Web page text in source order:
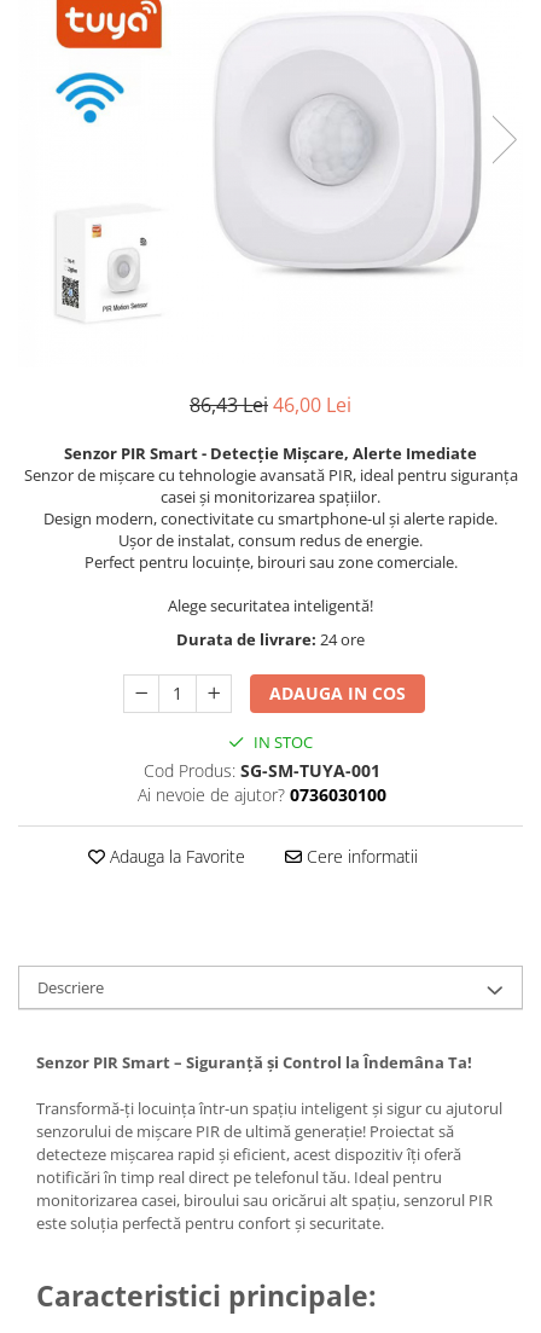
Motoare Periate
Mufe si Conectori
Radiocomenzi 6 Canale – Control
Precis și Stabil pentru Modele RC
Suruburi / bucsi
Variatoare Esc-uri Brushless
Variatoare turatie - Esc-uri Periate
Voltmetre
Genti si accesorii femei
Caciuli si Palarii
Iluminat & electrice
Imbracaminte
Incarcatoare telefoane
Retelistica & Supraveghere
Scule Electrice
Smartwatch-uri
STAND UP PADDLES
Uscatoare de par
Voucher cadou
86,43 Lei46,00 Lei
Senzor PIR Smart - Detecție Mișcare, Alerte Imediate
Senzor de mișcare cu tehnologie avansată PIR, ideal pentru siguranța
casei și monitorizarea spațiilor.
Design modern, conectivitate cu smartphone-ul și alerte rapide.
Ușor de instalat, consum redus de energie.
Perfect pentru locuințe, birouri sau zone comerciale.
Alege securitatea inteligentă!
Durata de livrare: 24 ore
ADAUGA IN COS
IN STOC
Cod Produs: SG-SM-TUYA-001
Ai nevoie de ajutor? 0736030100
Adauga la Favorite Cere informatii
Descriere
Senzor PIR Smart – Siguranță și Control la Îndemâna Ta!
Transformă-ți locuința într-un spațiu inteligent și sigur cu ajutorul
senzorului de mișcare PIR de ultimă generație! Proiectat să
detecteze mișcarea rapid și eficient, acest dispozitiv îți oferă
notificări în timp real direct pe telefonul tău. Ideal pentru
monitorizarea casei, biroului sau oricărui alt spațiu, senzorul PIR
este soluția perfectă pentru confort și securitate.
Caracteristici principale: